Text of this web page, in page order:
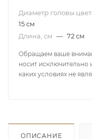
Диаметр головы
15 см
Длина, см — 72 см
Обращаем ваше
носит
каких условиях не
ОПИСАНИЕ